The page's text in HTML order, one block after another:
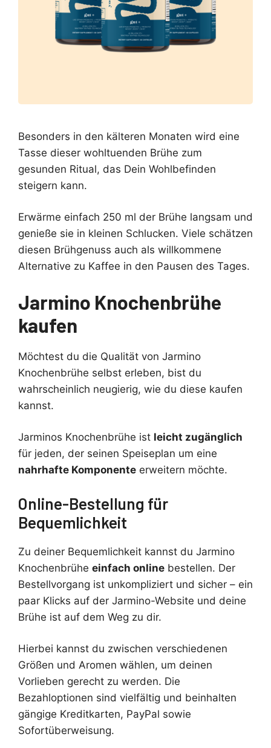
Besonders in den kälteren Monaten wird eine
Tasse dieser wohltuenden Brühe zum
gesunden Ritual, das Dein Wohlbefinden
steigern kann.
Erwärme einfach 250 ml der Brühe langsam und
genieße sie in kleinen Schlucken. Viele schätzen
diesen Brühgenuss auch als willkommene
Alternative zu Kaffee in den Pausen des Tages.
Jarmino Knochenbrühe
kaufen
Möchtest du die Qualität von Jarmino
Knochenbrühe selbst erleben, bist du
wahrscheinlich neugierig, wie du diese kaufen
kannst.
Jarminos Knochenbrühe ist leicht zugänglich
für jeden, der seinen Speiseplan um eine
nahrhafte Komponente erweitern möchte.
Online-Bestellung für
Bequemlichkeit
Zu deiner Bequemlichkeit kannst du Jarmino
Knochenbrühe einfach online bestellen. Der
Bestellvorgang ist unkompliziert und sicher – ein
paar Klicks auf der Jarmino-Website und deine
Brühe ist auf dem Weg zu dir.
Hierbei kannst du zwischen verschiedenen
Größen und Aromen wählen, um deinen
Vorlieben gerecht zu werden. Die
Bezahloptionen sind vielfältig und beinhalten
gängige Kreditkarten, PayPal sowie
Sofortüberweisung.